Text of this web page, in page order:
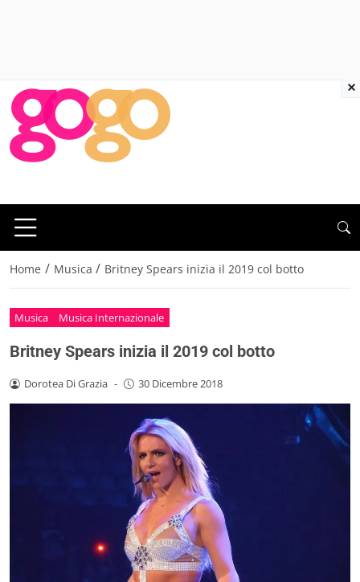
Home / Musica / Britney Spears inizia il 2019 col botto
Musica Musica Internazionale
Britney Spears inizia il 2019 col botto
Dorotea Di Grazia - 30 Dicembre 2018
×